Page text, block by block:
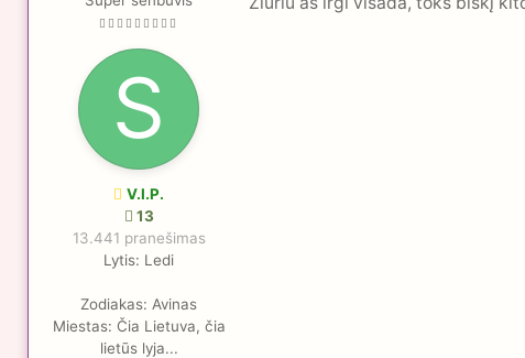
V.I.P.
13
13.441 pranešimas
Lytis: Ledi
Zodiakas: Avinas
Miestas: Čia Lietuva, čia
lietūs lyja...